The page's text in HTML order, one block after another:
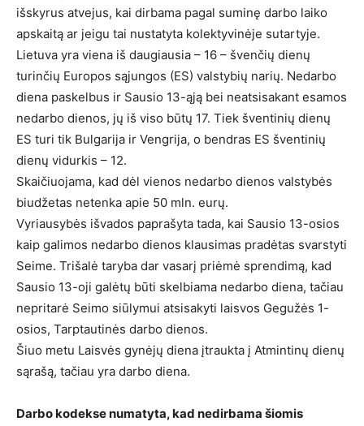
išskyrus atvejus, kai dirbama pagal suminę darbo laiko
apskaitą ar jeigu tai nustatyta kolektyvinėje sutartyje.
Lietuva yra viena iš daugiausia – 16 – švenčių dienų
turinčių Europos sąjungos (ES) valstybių narių. Nedarbo
diena paskelbus ir Sausio 13-ąją bei neatsisakant esamos
nedarbo dienos, jų iš viso būtų 17. Tiek šventinių dienų
ES turi tik Bulgarija ir Vengrija, o bendras ES šventinių
dienų vidurkis – 12.
Skaičiuojama, kad dėl vienos nedarbo dienos valstybės
biudžetas netenka apie 50 mln. eurų.
Vyriausybės išvados paprašyta tada, kai Sausio 13-osios
kaip galimos nedarbo dienos klausimas pradėtas svarstyti
Seime. Trišalė taryba dar vasarį priėmė sprendimą, kad
Sausio 13-oji galėtų būti skelbiama nedarbo diena, tačiau
nepritarė Seimo siūlymui atsisakyti laisvos Gegužės 1-
osios, Tarptautinės darbo dienos.
Šiuo metu Laisvės gynėjų diena įtraukta į Atmintinų dienų
sąrašą, tačiau yra darbo diena.
Darbo kodekse numatyta, kad nedirbama šiomis